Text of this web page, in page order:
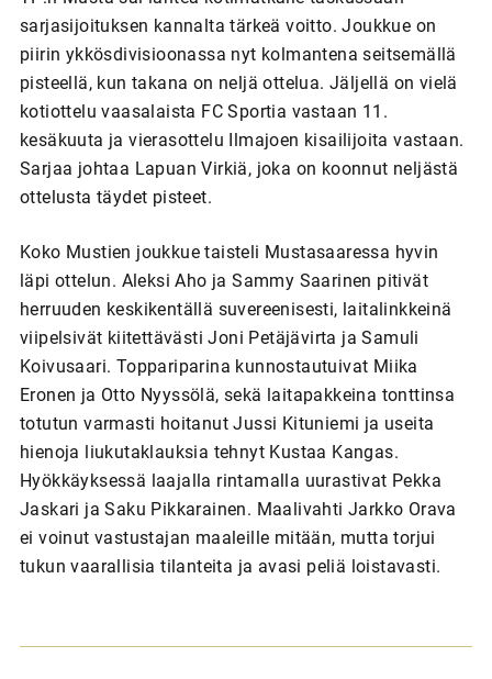
sarjasijoituksen kannalta tärkeä voitto. Joukkue on
piirin ykkösdivisioonassa nyt kolmantena seitsemällä
pisteellä, kun takana on neljä ottelua. Jäljellä on vielä
kotiottelu vaasalaista FC Sportia vastaan 11.
kesäkuuta ja vierasottelu Ilmajoen kisailijoita vastaan.
Sarjaa johtaa Lapuan Virkiä, joka on koonnut neljästä
ottelusta täydet pisteet.
Koko Mustien joukkue taisteli Mustasaaressa hyvin
läpi ottelun. Aleksi Aho ja Sammy Saarinen pitivät
herruuden keskikentällä suvereenisesti, laitalinkkeinä
viipelsivät kiitettävästi Joni Petäjävirta ja Samuli
Koivusaari. Toppariparina kunnostautuivat Miika
Eronen ja Otto Nyyssölä, sekä laitapakkeina tonttinsa
totutun varmasti hoitanut Jussi Kituniemi ja useita
hienoja liukutaklauksia tehnyt Kustaa Kangas.
Hyökkäyksessä laajalla rintamalla uurastivat Pekka
Jaskari ja Saku Pikkarainen. Maalivahti Jarkko Orava
ei voinut vastustajan maaleille mitään, mutta torjui
tukun vaarallisia tilanteita ja avasi peliä loistavasti.